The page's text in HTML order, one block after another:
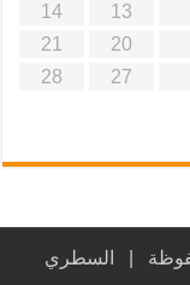
13
14
20
21
27
28
السطري